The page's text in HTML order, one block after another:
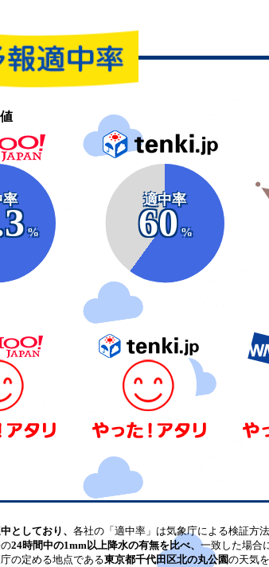
率
%
適中率
60
%
としており、 各社の「適中率」は気象庁による検証方
24時間中の1mm以上降水の有無を比べ、 一致した場合
の定める地点である東京都千代田区北の丸公園の天気